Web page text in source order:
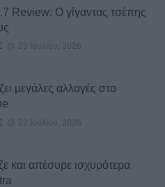
Review: Ο γίγαντας τσέπης
23 Ιουλίου, 2026
μεγάλες αλλαγές στο
22 Ιουλίου, 2026
και απέσυρε ισχυρότερα